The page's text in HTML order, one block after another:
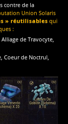
contre de la
Union Solaris
» réutilisables qui
:
de Travocyte,
Coeur de Noctrul,